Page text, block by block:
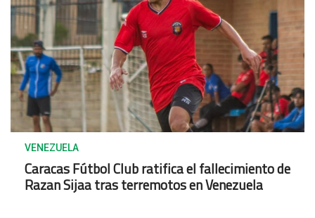
VENEZUELA
Caracas Fútbol Club ratifica el fallecimiento de
Razan Sijaa tras terremotos en Venezuela